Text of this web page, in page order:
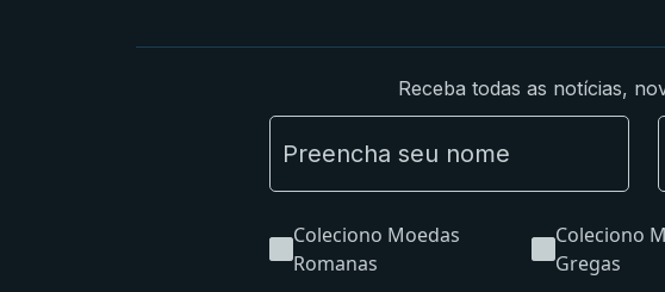
Receba todas as notícias,
Coleciono Moedas
Romanas
Coleciono
Gregas